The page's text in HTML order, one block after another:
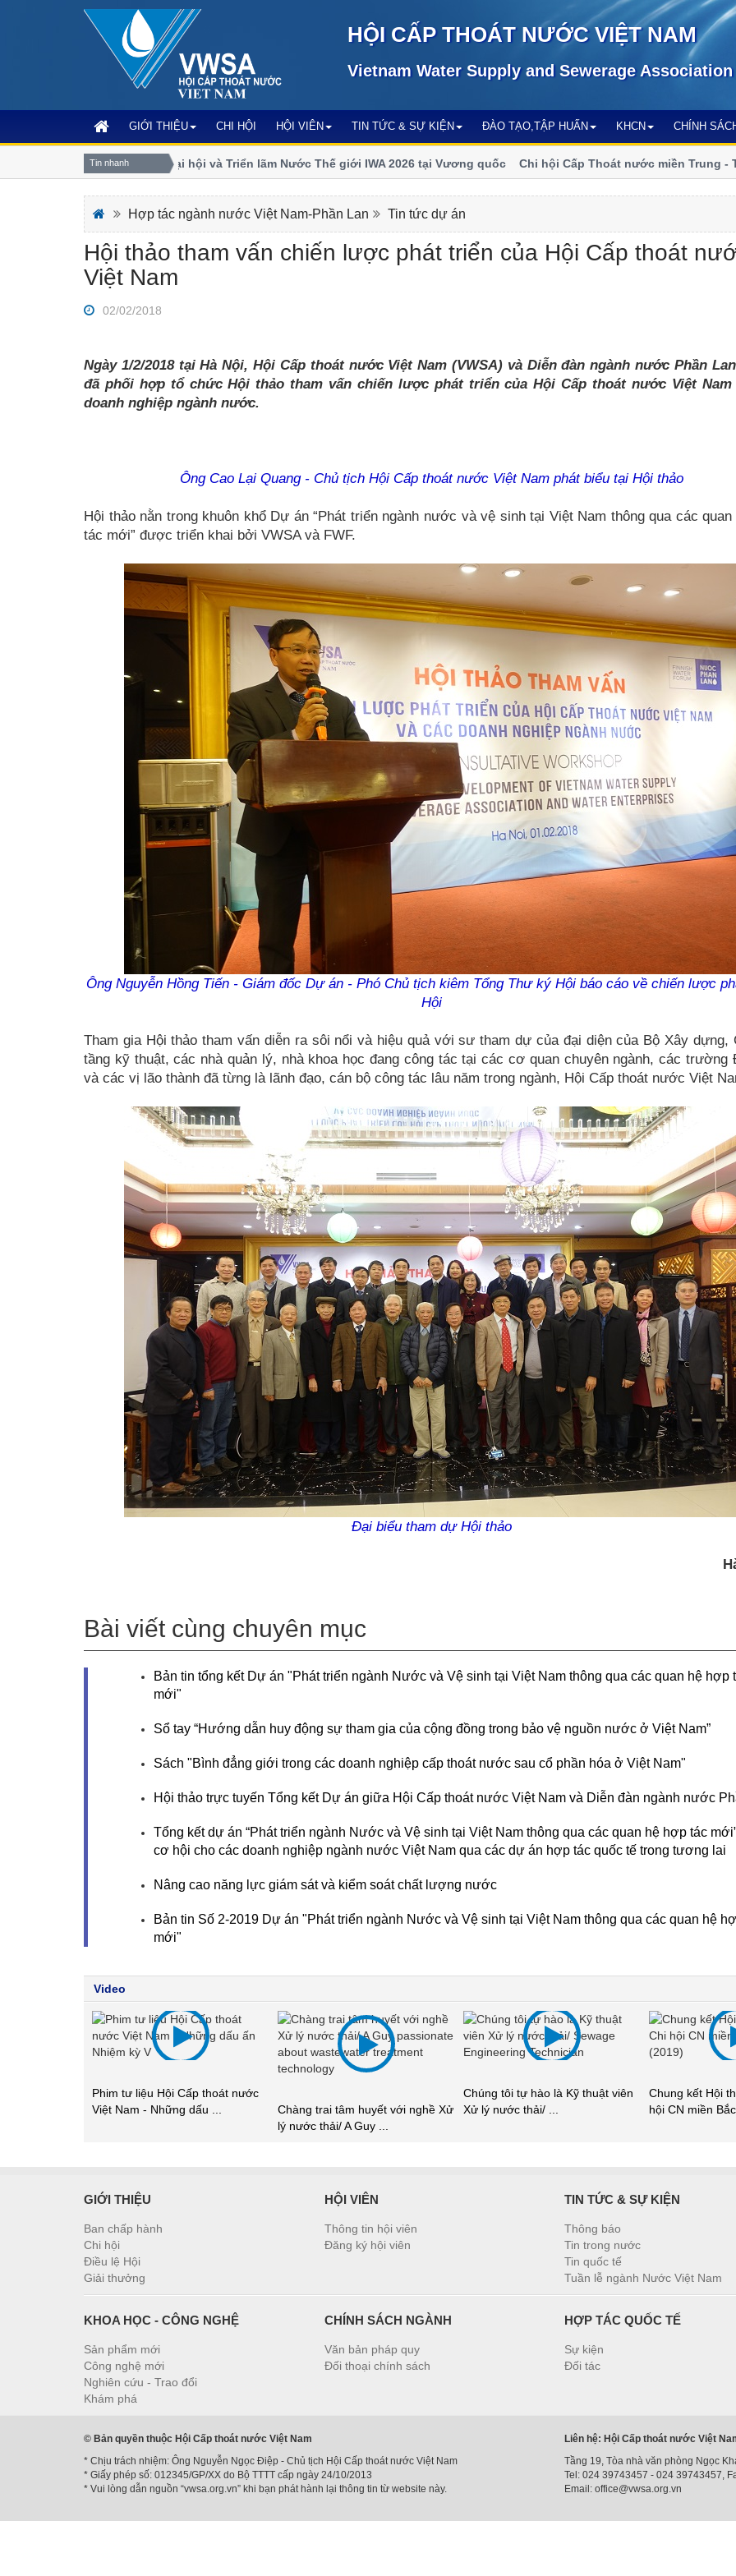
HỘI CẤP THOÁT NƯỚC VIỆT NAM
Vietnam Water Supply and Sewerage Association
GIỚI THIỆU CHI HỘI HỘI VIÊN TIN TỨC & SỰ KIỆN ĐÀO TẠO,TẬP HUẤN KHCN CHÍNH
Tin nhanh
Đăng ký tham dự Đại hội và Triển lãm Nước Thế giới IWA 2026 tại Vương quốc
Anh
Chi hội Cấp Thoát nước miền Trung - Tây
số
Hợp tác ngành nước Việt Nam-Phần Lan Tin tức dự án
Hội thảo tham vấn chiến lược phát triển của Hội Cấp thoát
Việt Nam
02/02/2018
Ngày 1/2/2018 tại Hà Nội, Hội Cấp thoát nước Việt Nam (VWSA) và Diễn đàn ngành nước Phần
đã phối hợp tổ chức Hội thảo tham vấn chiến lược phát triển của Hội Cấp thoát nước Việt Nam
doanh nghiệp ngành nước.
Ông Cao Lại Quang - Chủ tịch Hội Cấp thoát nước Việt Nam phát biểu tại Hội thảo
Hội thảo nằn trong khuôn khổ Dự án “Phát triển ngành nước và vệ sinh tại Việt Nam thông qua các
tác mới” được triển khai bởi VWSA và FWF.
Ông Nguyễn Hồng Tiến - Giám đốc Dự án - Phó Chủ tịch kiêm Tổng Thư ký Hội báo cáo về chiến lược
Hội
Tham gia Hội thảo tham vấn diễn ra sôi nổi và hiệu quả với sư tham dự của đại diện của Bộ Xây dựng,
tầng kỹ thuật, các nhà quản lý, nhà khoa học đang công tác tại các cơ quan chuyên ngành, các trường
và các vị lão thành đã từng là lãnh đạo, cán bộ công tác lâu năm trong ngành, Hội Cấp thoát nước Việt
Đại biểu tham dự Hội thảo
Bài viết cùng chuyên mục
Bản tin tổng kết Dự án "Phát triển ngành Nước và Vệ sinh tại Việt Nam thông qua các quan hệ hợp
mới"
Sổ tay “Hướng dẫn huy động sự tham gia của cộng đồng trong bảo vệ nguồn nước ở Việt Nam”
Sách "Bình đẳng giới trong các doanh nghiệp cấp thoát nước sau cổ phần hóa ở Việt Nam"
Hội thảo trực tuyến Tổng kết Dự án giữa Hội Cấp thoát nước Việt Nam và Diễn đàn ngành nước
Tổng kết dự án “Phát triển ngành Nước và Vệ sinh tại Việt Nam thông qua các quan hệ hợp tác
cơ hội cho các doanh nghiệp ngành nước Việt Nam qua các dự án hợp tác quốc tế trong tương lai
Nâng cao năng lực giám sát và kiểm soát chất lượng nước
Bản tin Số 2-2019 Dự án "Phát triển ngành Nước và Vệ sinh tại Việt Nam thông qua các quan hệ
mới"
máy của Công ty Thoát nước
& Phát triển HTĐT Thái
Nguyên (28.1.2015)
Cấp thoát nước Việt
Video
Chàng trai tâm huyết với nghề Xử
Xử lý nước thải/ ...
Chung kết Hội thao hội diễn Chi
hội CN miền Bắc lần ...
thoát nước đô
GIỚI THIỆU
Ban chấp hành
Chi hội
Điều lệ Hội
Giải thưởng
HỘI VIÊN
Thông tin hội viên
Đăng ký hội viên
TIN TỨC & SỰ KIỆN
Thông báo
Tin trong nước
Tin quốc tế
Tuần lễ ngành Nước Việt Nam
KHOA HỌC - CÔNG NGHỆ
Sản phẩm mới
Công nghệ mới
Nghiên cứu - Trao đổi
Khám phá
CHÍNH SÁCH NGÀNH
Văn bản pháp quy
Đối thoại chính sách
HỢP TÁC QUỐC TẾ
Sự kiện
Đối tác
© Bản quyền thuộc Hội Cấp thoát nước Việt Nam
* Chịu trách nhiệm: Ông Nguyễn Ngọc Điệp - Chủ tịch Hội Cấp thoát nước Việt Nam
* Giấy phép số: 012345/GP/XX do Bộ TTTT cấp ngày 24/10/2013
* Vui lòng dẫn nguồn “vwsa.org.vn” khi bạn phát hành lại thông tin từ website này.
Liên hệ: Hội Cấp thoát nước Việt
Tầng 19, Tòa nhà văn phòng Ngọc
Tel: 024 39743457 - 024 39743457,
Email: office@vwsa.org.vn